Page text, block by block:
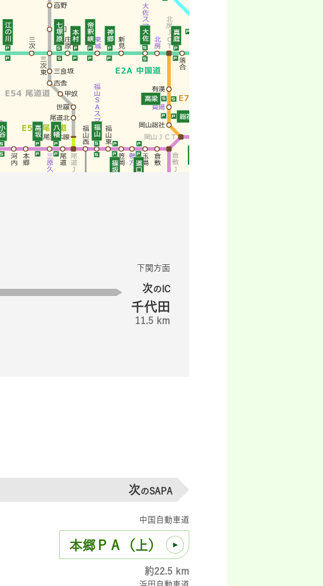
下関方面
次のIC
千代田
11.5 km
次のSAPA
中国自動車道
本郷ＰＡ（上）
約22.5 km
浜田自動車道